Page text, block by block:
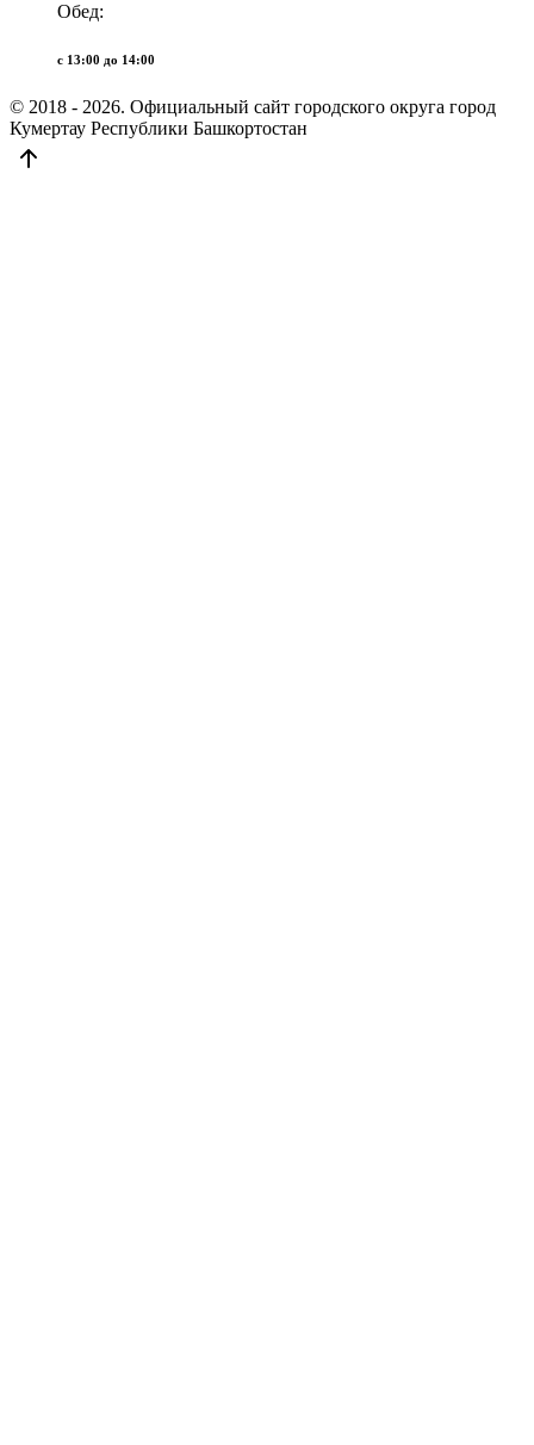
Обед:
c 13:00 до 14:00
© 2018 - 2026. Официальный сайт городского округа город
Кумертау Республики Башкортостан